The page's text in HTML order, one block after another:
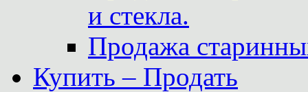
и стекла.
Продажа
Купить – Продать